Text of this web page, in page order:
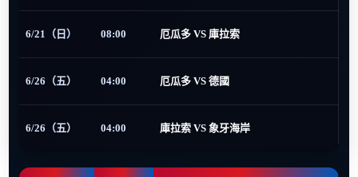
6/21（日） 08:00 厄瓜多 VS 庫拉索
6/26（五） 04:00 厄瓜多 VS 德國
6/26（五） 04:00 庫拉索 VS 象牙海岸